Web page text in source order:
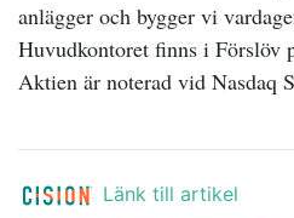
anlägger och bygger vi
Huvudkontoret finns i Förslöv
Aktien är noterad vid Nasdaq
Länk till artikel